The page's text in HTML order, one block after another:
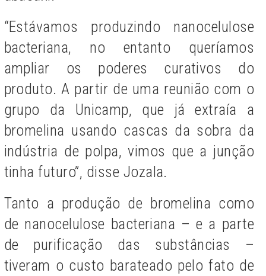
“Estávamos produzindo nanocelulose
bacteriana, no entanto queríamos
ampliar os poderes curativos do
produto. A partir de uma reunião com o
grupo da Unicamp, que já extraía a
bromelina usando cascas da sobra da
indústria de polpa, vimos que a junção
tinha futuro”, disse Jozala.
Tanto a produção de bromelina como
de nanocelulose bacteriana – e a parte
de purificação das substâncias –
tiveram o custo barateado pelo fato de